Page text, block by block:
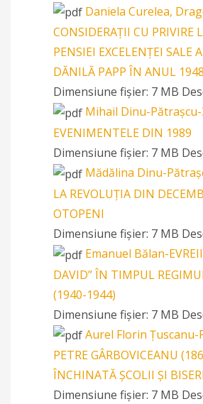
Daniela Curelea,
CONSIDERAȚII CU PRIVIRE
PENSIEI EXCELENȚEI SALE
DĂNILĂ PAPP ÎN ANUL 1948
Dimensiune fișier: 7 MB
Mihail Dinu-Pătrașcu-
EVENIMENTELE DIN 1989
Dimensiune fișier: 7 MB
Mădălina Dinu-
LA REVOLUȚIA DIN
OTOPENI
Dimensiune fișier: 7 MB
Emanuel Bălan-
DAVID” ÎN TIMPUL
(1940-1944)
Dimensiune fișier: 7 MB
Aurel Florin Țuscanu-
PETRE GÂRBOVICEANU (1862-
ÎNCHINATĂ ȘCOLII ȘI
Dimensiune fișier: 7 MB